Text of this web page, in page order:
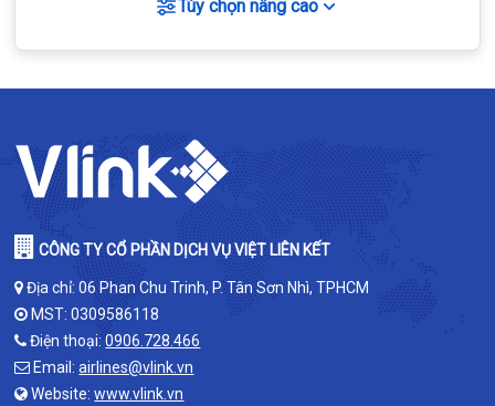
Tùy chọn nâng cao
CÔNG TY CỔ PHẦN DỊCH VỤ VIỆT LIÊN KẾT
Địa chỉ: 06 Phan Chu Trinh, P. Tân Sơn Nhì, TPHCM
MST: 0309586118
Điện thoại:0906.728.466
Email:airlines@vlink.vn
Website:www.vlink.vn